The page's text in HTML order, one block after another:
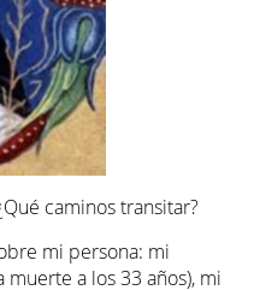
caminos transitar?
mi persona: mi
a los 33 años), mi